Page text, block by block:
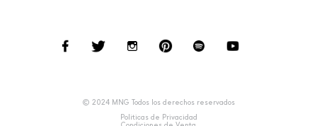
© 2024 MNG Todos los derechos reservados
Politicas de Privacidad